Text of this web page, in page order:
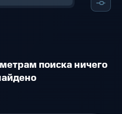
поиска ничего